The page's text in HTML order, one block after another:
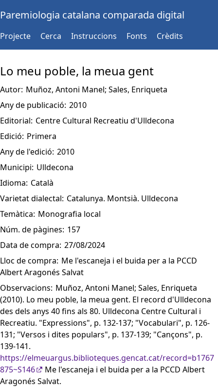
Paremiologia catalana comparada digital
Projecte Cerca Instruccions Fonts Crèdits
Lo meu poble, la meua gent
Autor: Muñoz, Antoni Manel; Sales, Enriqueta
Any de publicació: 2010
Editorial: Centre Cultural Recreatiu d'Ulldecona
Edició: Primera
Any de l'edició: 2010
Municipi: Ulldecona
Idioma: Català
Varietat dialectal: Catalunya. Montsià. Ulldecona
Temàtica: Monografia local
Núm. de pàgines: 157
Data de compra: 27/08/2024
Lloc de compra: Me l'escaneja i el buida per a la PCCD
Albert Aragonés Salvat
Observacions: Muñoz, Antoni Manel; Sales, Enriqueta
(2010). Lo meu poble, la meua gent. El record d'Ulldecona
des dels anys 40 fins als 80. Ulldecona Centre Cultural i
Recreatiu. "Expressions", p. 132-137; "Vocabulari", p. 126-
131; "Versos i dites populars", p. 137-139; "Cançons", p.
139-141.
https://elmeuargus.biblioteques.gencat.cat/record=b1767
875~S146
Me l'escaneja i el buida per a la PCCD Albert
Aragonés Salvat.